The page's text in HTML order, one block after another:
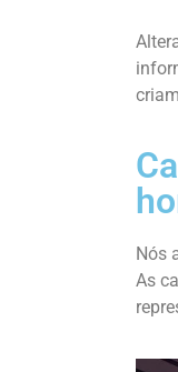
Nós
As